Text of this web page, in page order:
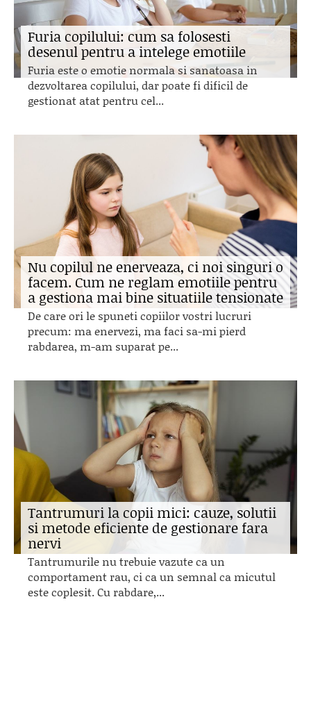
Furia copilului: cum sa folosesti
desenul pentru a intelege emotiile
Furia este o emotie normala si sanatoasa in
dezvoltarea copilului, dar poate fi dificil de
gestionat atat pentru cel...
Nu copilul ne enerveaza, ci noi singuri o
facem. Cum ne reglam emotiile pentru
a gestiona mai bine situatiile tensionate
De care ori le spuneti copiilor vostri lucruri
precum: ma enervezi, ma faci sa-mi pierd
rabdarea, m-am suparat pe...
Tantrumuri la copii mici: cauze, solutii
si metode eficiente de gestionare fara
nervi
Tantrumurile nu trebuie vazute ca un
comportament rau, ci ca un semnal ca micutul
este coplesit. Cu rabdare,...